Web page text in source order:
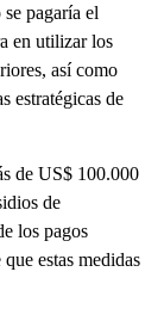
pagaría el
en utilizar los
así como
estratégicas de
de US$ 100.000
de
los pagos
estas medidas